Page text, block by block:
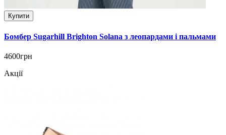
Купити
Бомбер Sugarhill Brighton Solana з леопардами і пальмами
4600грн
Акції